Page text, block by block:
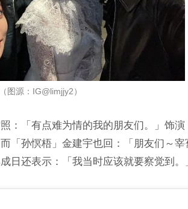
（图源：IG@limjjy2）
：「有点难为情的我的朋友们。」饰演
「孙慏梧」金建宇也回：「朋友们～宰
日还表示：「我当时应该就要察觉到。